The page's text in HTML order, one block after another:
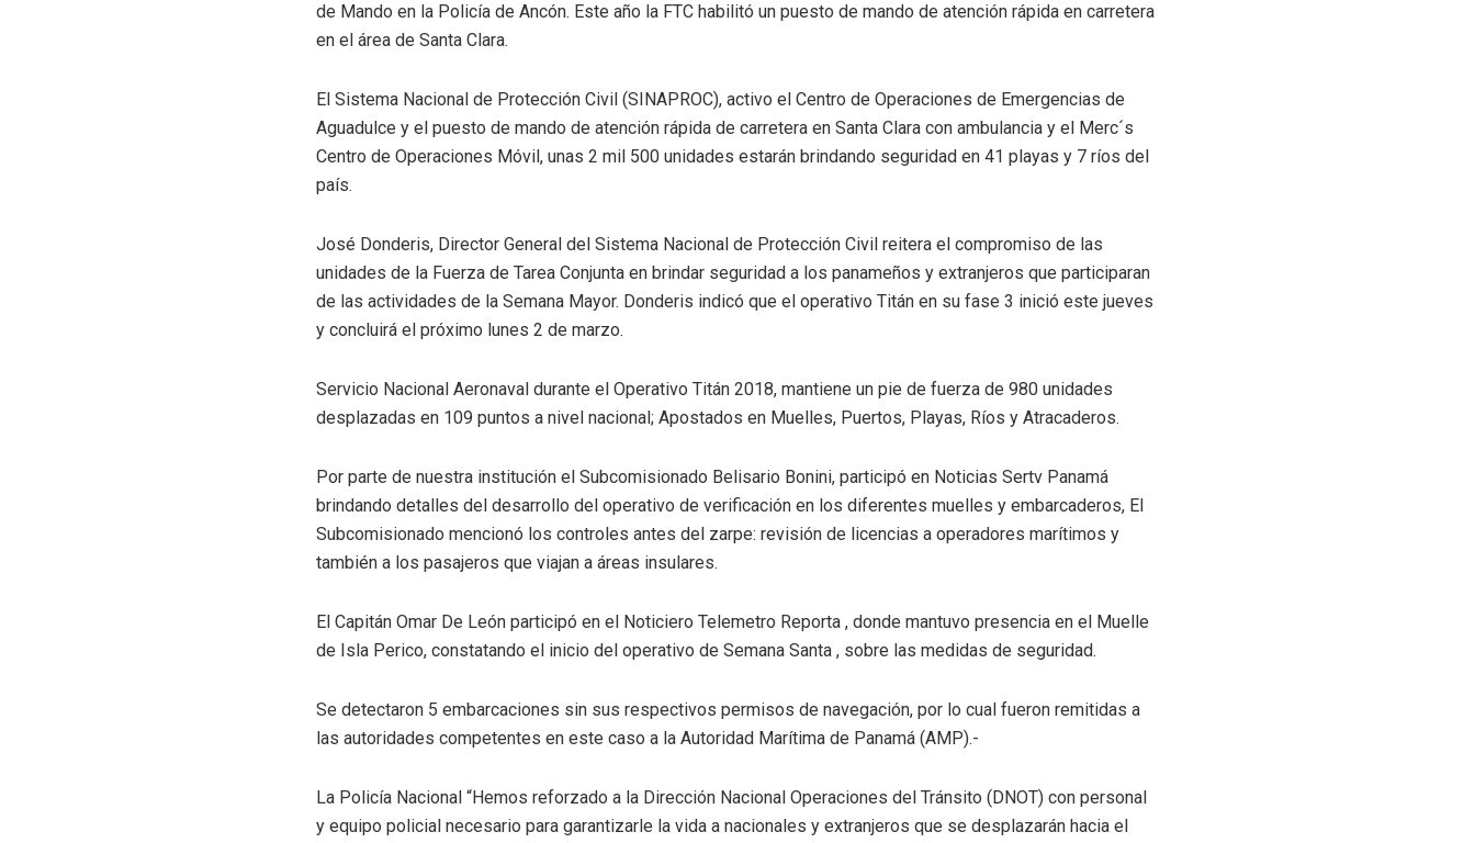
de Mando en la Policía de Ancón. Este año la FTC habilitó un puesto de mando de atención rápida en carretera
en el área de Santa Clara.
El Sistema Nacional de Protección Civil (SINAPROC), activo el Centro de Operaciones de Emergencias de
Aguadulce y el puesto de mando de atención rápida de carretera en Santa Clara con ambulancia y el Merc´s
Centro de Operaciones Móvil, unas 2 mil 500 unidades estarán brindando seguridad en 41 playas y 7 ríos del
país.
José Donderis, Director General del Sistema Nacional de Protección Civil reitera el compromiso de las
unidades de la Fuerza de Tarea Conjunta en brindar seguridad a los panameños y extranjeros que participaran
de las actividades de la Semana Mayor. Donderis indicó que el operativo Titán en su fase 3 inició este jueves
y concluirá el próximo lunes 2 de marzo.
Servicio Nacional Aeronaval durante el Operativo Titán 2018, mantiene un pie de fuerza de 980 unidades
desplazadas en 109 puntos a nivel nacional; Apostados en Muelles, Puertos, Playas, Ríos y Atracaderos.
Por parte de nuestra institución el Subcomisionado Belisario Bonini, participó en Noticias Sertv Panamá
brindando detalles del desarrollo del operativo de verificación en los diferentes muelles y embarcaderos, El
Subcomisionado mencionó los controles antes del zarpe: revisión de licencias a operadores marítimos y
también a los pasajeros que viajan a áreas insulares.
El Capitán Omar De León participó en el Noticiero Telemetro Reporta , donde mantuvo presencia en el Muelle
de Isla Perico, constatando el inicio del operativo de Semana Santa , sobre las medidas de seguridad.
Se detectaron 5 embarcaciones sin sus respectivos permisos de navegación, por lo cual fueron remitidas a
las autoridades competentes en este caso a la Autoridad Marítima de Panamá (AMP).-
La Policía Nacional “Hemos reforzado a la Dirección Nacional Operaciones del Tránsito (DNOT) con personal
y equipo policial necesario para garantizarle la vida a nacionales y extranjeros que se desplazarán hacia el